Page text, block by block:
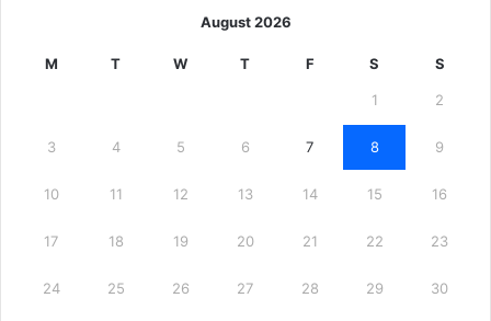
August 2026
M T W T F S S
1 2
3 4 5 6 7 8 9
10 11 12 13 14 15 16
17 18 19 20 21 22 23
24 25 26 27 28 29 30